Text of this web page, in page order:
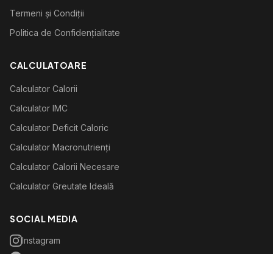
Termeni și Condiții
Politica de Confidențialitate
CALCULATOARE
Calculator Calorii
Calculator IMC
Calculator Deficit Caloric
Calculator Macronutrienți
Calculator Calorii Necesare
Calculator Greutate Ideală
SOCIAL MEDIA
Instagram